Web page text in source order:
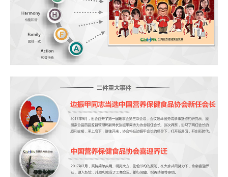
加入协会
入会流程 申请入会